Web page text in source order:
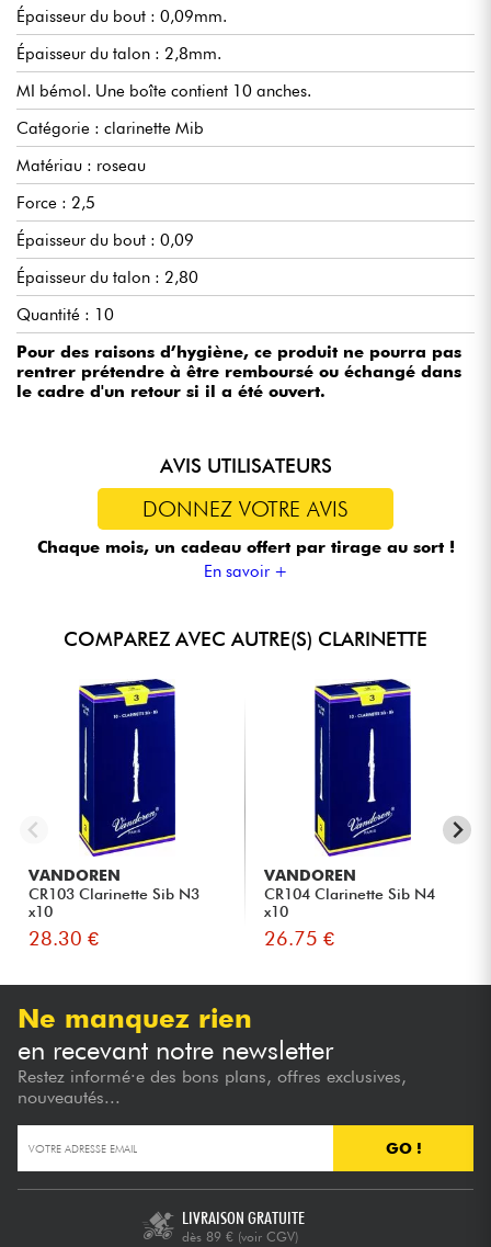
Épaisseur du bout : 0,09mm.
Épaisseur du talon : 2,8mm.
MI bémol. Une boîte contient 10 anches.
Catégorie : clarinette Mib
Matériau : roseau
Force : 2,5
Épaisseur du bout : 0,09
Épaisseur du talon : 2,80
Quantité : 10
Pour des raisons d’hygiène, ce produit ne pourra pas
rentrer prétendre à être remboursé ou échangé dans
le cadre d'un retour si il a été ouvert.
AVIS UTILISATEURS
DONNEZ VOTRE AVIS
Chaque mois, un cadeau offert par tirage au sort !
En savoir +
COMPAREZ AVEC AUTRE(S) CLARINETTE
VANDOREN
CR103 Clarinette Sib N3
x10
28.30 €
VANDOREN
CR104 Clarinette Sib N4
x10
26.75 €
Ne manquez rien
en recevant notre newsletter
Restez informé·e des bons plans, offres exclusives,
nouveautés...
GO !
LIVRAISON GRATUITE
dès 89 € (voir CGV)